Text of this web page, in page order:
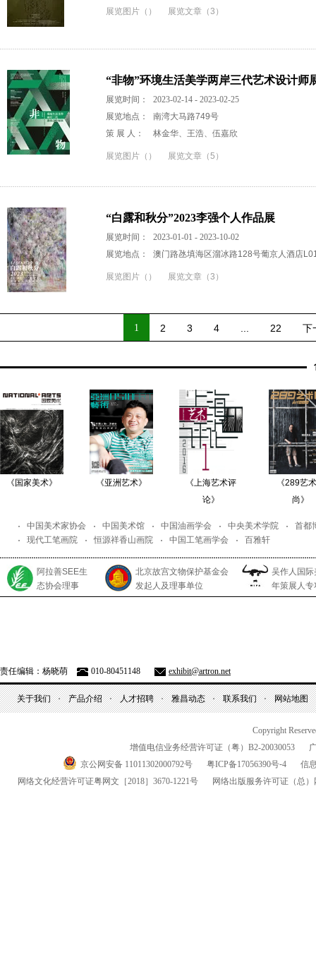
展览图片（） 展览文章（3）
“非物”环境生活美学两岸三代艺术设计师
展览时间：
2023-02-14 - 2023-02-25
展览地点：
南湾大马路749号
策 展 人：
林金华、王浩、伍嘉欣
展览图片（） 展览文章（5）
“白露和秋分”2023李强个人作品展
展览时间：
2023-01-01 - 2023-10-02
展览地点：
澳门路氹填海区溜冰路128号葡京人酒店
展览图片（） 展览文章（3）
1 2 3 4 22 下
《国家美术》 《亚洲艺术》
《上海艺术评
论》
《289艺
尚》
中国美术家协会 中国美术馆 中国油画学会 中央美术学院
首都
现代工笔画院
恒源祥香山画院 中国工笔画学会 百雅轩
阿拉善SEE生
态协会理事
北京故宫文物保护基金会
发起人及理事单位
吴作人国
年策展人专
责任编辑：杨晓萌 010-80451148 exhibit@artron.net
关于我们 产品介绍 人才招聘 雅昌动态 联系我们 网站地图
Copyright
增值电信业务经营许可证（粤） B2-20030053
京公网安备 11011302000792号
粤ICP备17056390号-4
信
网络文化经营许可证粤网文 ［2018］3670-1221号 网络出版服务许可证 （总